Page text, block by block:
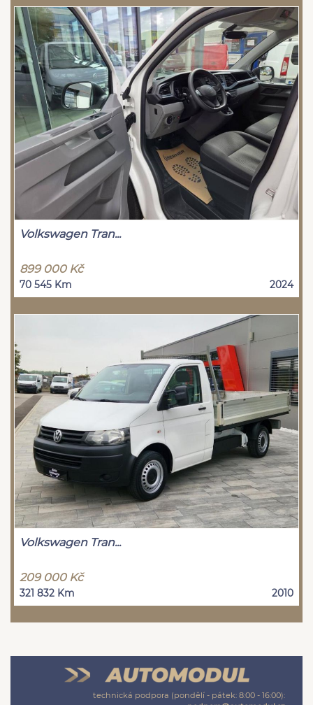
Volkswagen Tran...
899 000 Kč
70 545 Km 2024
Volkswagen Tran...
209 000 Kč
321 832 Km 2010
technická podpora (pondělí - pátek: 8:00 - 16:00):